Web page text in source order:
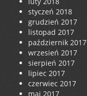
styczeń 2018
grudzień 2017
listopad 2017
październik 2017
wrzesień 2017
sierpień 2017
lipiec 2017
czerwiec 2017
maj 2017